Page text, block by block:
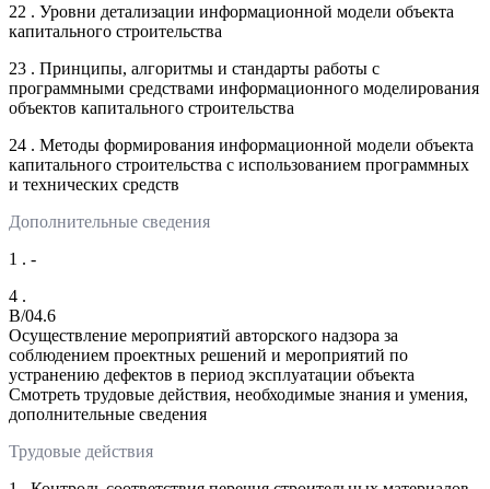
22 . Уровни детализации информационной модели объекта
капитального строительства
23 . Принципы, алгоритмы и стандарты работы с
программными средствами информационного моделирования
объектов капитального строительства
24 . Методы формирования информационной модели объекта
капитального строительства с использованием программных
и технических средств
Дополнительные сведения
1 . -
4 .
B/04.6
Осуществление мероприятий авторского надзора за
соблюдением проектных решений и мероприятий по
устранению дефектов в период эксплуатации объекта
Смотреть трудовые действия, необходимые знания и умения,
дополнительные сведения
Трудовые действия